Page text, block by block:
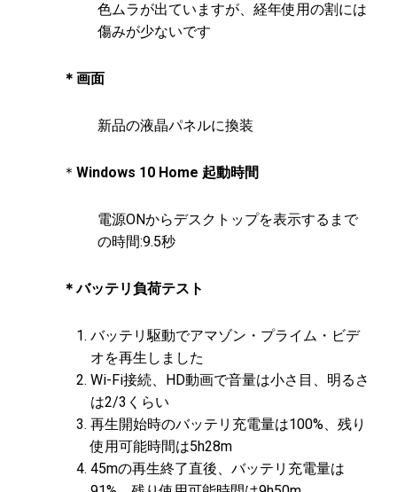
色ムラが出ていますが、経年使用の割には
傷みが少ないです
＊画面
新品の液晶パネルに換装
＊ Win​dows 10 Home 起動時間
電源ONからデスクトップを表示するまで
の時間:9.5秒
＊バッテリ負荷テスト
バッテリ駆動でアマゾン・プライム・ビデ
オを再生しました
Wi-Fi接続、HD動画で音量は小さ目、明るさ
は2/3くらい
再生開始時のバッテリ充電量は100%、残り
使用可能時間は5h28m
45mの再生終了直後、バッテリ充電量は